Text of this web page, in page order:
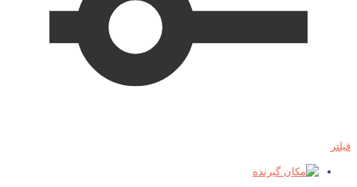
فیلتر